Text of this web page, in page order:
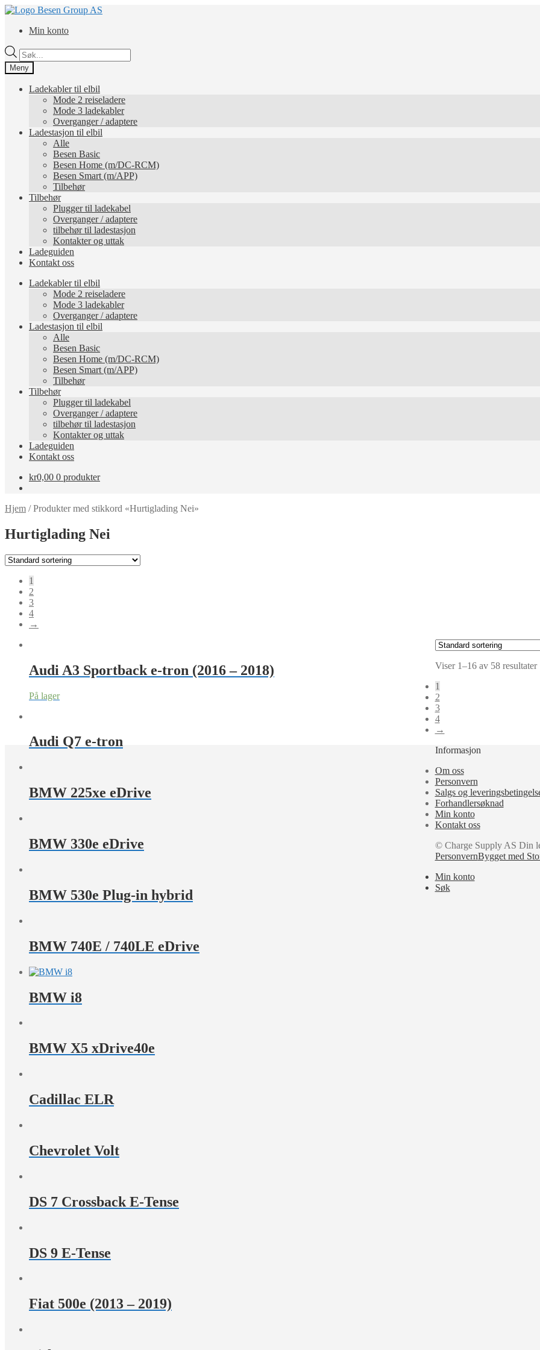
Hopp
navigasjon
Hopp
innholdMin konto
Products
search
Meny
Ladekabler til elbil
Mode 2 reiseladere
Mode 3 ladekabler
Overganger / adaptere
Ladestasjon til elbil
Alle
Besen Basic
Besen Home (m/DC-RCM)
Besen Smart (m/APP)
Tilbehør
Tilbehør
Plugger til ladekabel
Overganger / adaptere
tilbehør til ladestasjon
Kontakter og uttak
Ladeguiden
Kontakt oss
Ladekabler til elbil
Mode 2 reiseladere
Mode 3 ladekabler
Overganger / adaptere
Ladestasjon til elbil
Alle
Besen Basic
Besen Home (m/DC-RCM)
Besen Smart (m/APP)
Tilbehør
Tilbehør
Plugger til ladekabel
Overganger / adaptere
tilbehør til ladestasjon
Kontakter og uttak
Ladeguiden
Kontakt oss
kr0,00 0 produkter
Hjem /Produkter med stikkord «Hurtiglading Nei»
Hurtiglading Nei
1
2
3
4
→
Audi A3 Sportback e-tron (2016 – 2018)
På lager
Audi Q7 e-tron
BMW 225xe eDrive
BMW 330e eDrive
BMW 530e Plug-in hybrid
BMW 740E / 740LE eDrive
BMW i8
BMW X5 xDrive40e
Cadillac ELR
Chevrolet Volt
DS 7 Crossback E-Tense
DS 9 E-Tense
Fiat 500e (2013 – 2019)
Viser 1–16 av 58 resultater
1
2
3
4
→
Informasjon
Om oss
Personvern
Salgs og
Forhandlersøknad
Min konto
Kontakt oss
© Charge Supply AS Din
PersonvernBygget med
Min konto
Søk